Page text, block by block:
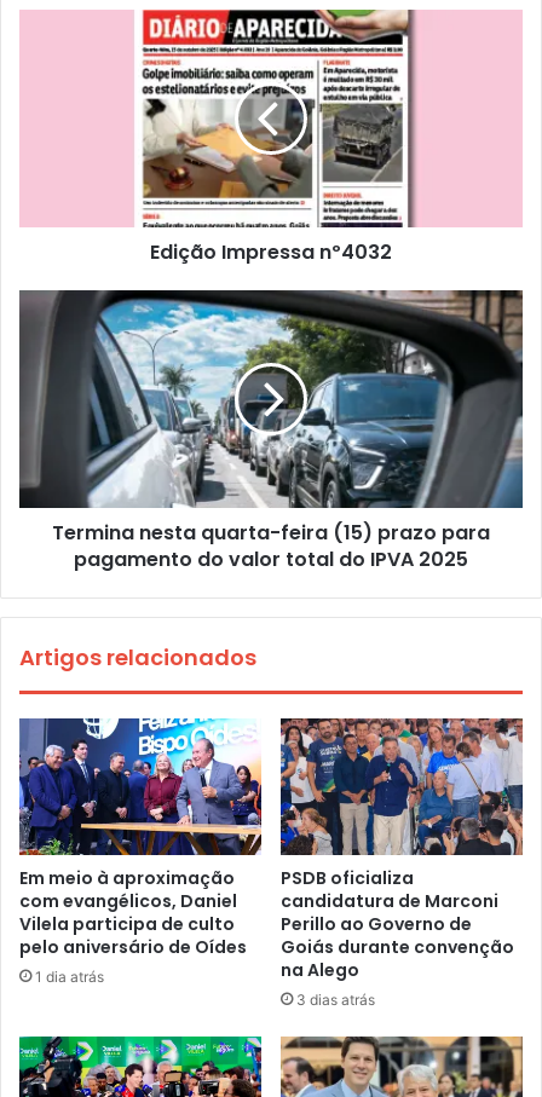
Edição Impressa nº4032
Termina nesta quarta-feira (15) prazo para
pagamento do valor total do IPVA 2025
Artigos relacionados
Em meio à aproximação
com evangélicos, Daniel
Vilela participa de culto
pelo aniversário de Oídes
1 dia atrás
PSDB oficializa
candidatura de Marconi
Perillo ao Governo de
Goiás durante convenção
na Alego
3 dias atrás